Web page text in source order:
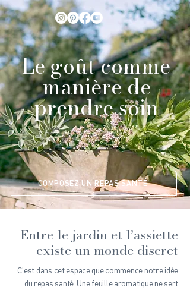
Le goût comme
manière de
prendre soin
COMPOSEZ UN REPAS SANTÉ
Entre le jardin et l’assiette
existe un monde discret
C’est dans cet espace que commence notre idée
du repas santé. Une feuille aromatique ne sert